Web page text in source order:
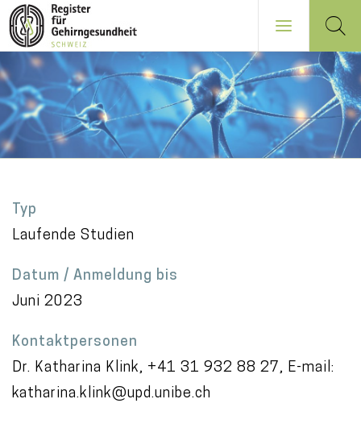
Direkt
zum
Inhalt
Typ
Laufende Studien
Datum / Anmeldung bis
Juni 2023
Kontaktpersonen
Dr. Katharina Klink, +41 31 932 88 27, E-mail:
katharina.klink@upd.unibe.ch